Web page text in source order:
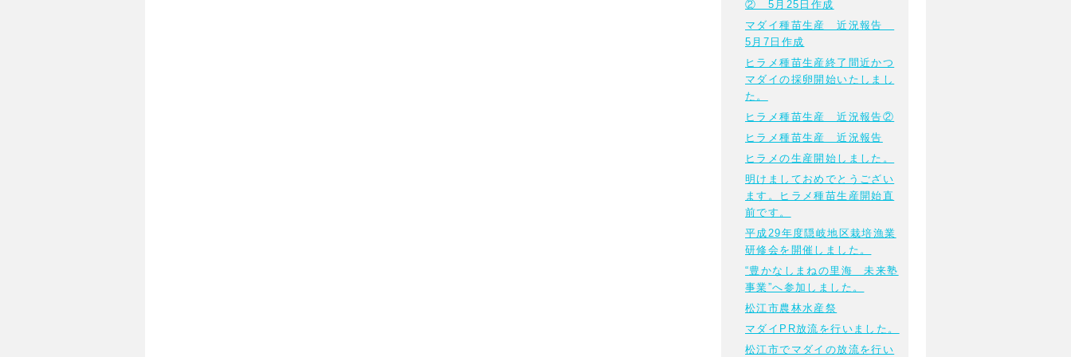
② 5月25日作成
マダイ種苗生産 近況報告
5月7日作成
ヒラメ種苗生産終了間近かつ
マダイの採卵開始いたしまし
た。
ヒラメ種苗生産 近況報告②
ヒラメ種苗生産 近況報告
ヒラメの生産開始しました。
明けましておめでとうござい
ます。ヒラメ種苗生産開始直
前です。
平成29年度隠岐地区栽培漁業
研修会を開催しました。
“豊かなしまねの里海 未来塾
事業”へ参加しました。
松江市農林水産祭
マダイPR放流を行いました。
松江市でマダイの放流を行い